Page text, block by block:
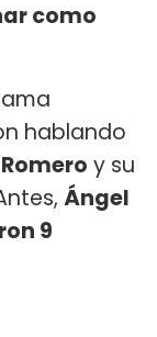
como
hablando
y su
Ángel
9